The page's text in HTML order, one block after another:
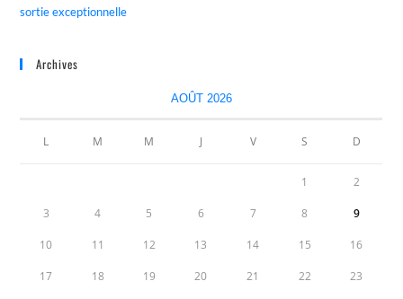
sortie exceptionnelle
Archives
AOÛT 2026
L M M J V S D
1 2
3 4 5 6 7 8 9
10 11 12 13 14 15 16
17 18 19 20 21 22 23